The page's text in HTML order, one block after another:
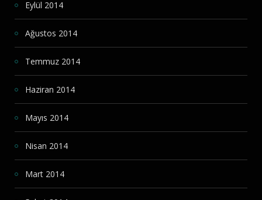
Eylül 2014
Ağustos 2014
Temmuz 2014
Haziran 2014
Mayıs 2014
Nisan 2014
Mart 2014